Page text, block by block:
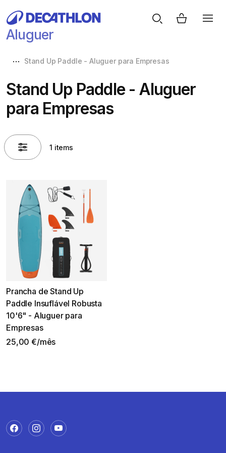
Aluguer
Stand Up Paddle - Aluguer para Empresas
Stand Up Paddle - Aluguer
para Empresas
1 items
Prancha de Stand Up
Paddle Insuflável Robusta
10'6" - Aluguer para
Empresas
25,00 €/mês